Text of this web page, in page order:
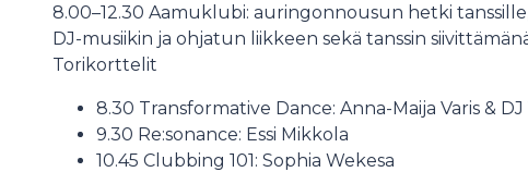
8.00–12.30 Aamuklubi: auringonnousun hetki
DJ-musiikin ja ohjatun liikkeen sekä tanssin
Torikorttelit
8.30 Transformative Dance: Anna-Maija Varis &
9.30 Re:sonance: Essi Mikkola
10.45 Clubbing 101: Sophia Wekesa